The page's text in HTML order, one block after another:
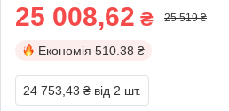
25 008,62 ₴ 25 519 ₴
Економія 510.38 ₴
24 753,43 ₴ від 2 шт.